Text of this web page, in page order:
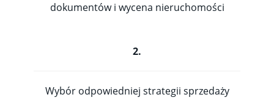
dokumentów i wycena nieruchomości
2.
Wybór odpowiedniej strategii sprzedaży